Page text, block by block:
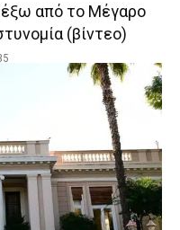
από το Μέγαρο
(βίντεο)